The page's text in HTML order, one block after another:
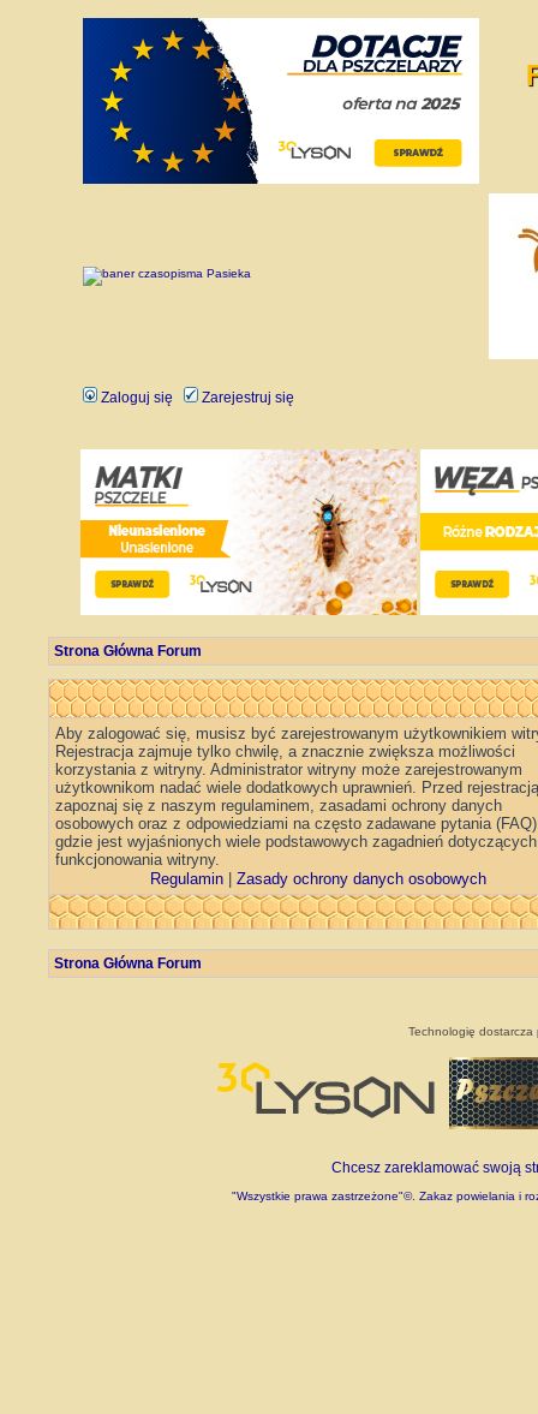
Zaloguj się Zarejestruj się
Strona Główna Forum
Aby zalogować się, musisz być zarejestrowanym użytkownikiem
Rejestracja zajmuje tylko chwilę, a znacznie zwiększa możliwości
korzystania z witryny. Administrator witryny może zarejestrowanym
użytkownikom nadać wiele dodatkowych uprawnień. Przed rejestracją
zapoznaj się z naszym regulaminem, zasadami ochrony danych
osobowych oraz z odpowiedziami na często zadawane pytania
gdzie jest wyjaśnionych wiele podstawowych zagadnień dotyczących
funkcjonowania witryny.
Regulamin
Zasady ochrony danych osobowych
Strona Główna Forum
Technologię dostarcza
Chcesz zareklamować swoją
"Wszystkie prawa zastrzeżone"©. Zakaz powielania i